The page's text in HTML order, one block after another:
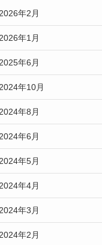
2026年2月
2026年1月
2025年6月
2024年10月
2024年8月
2024年6月
2024年5月
2024年4月
2024年3月
2024年2月